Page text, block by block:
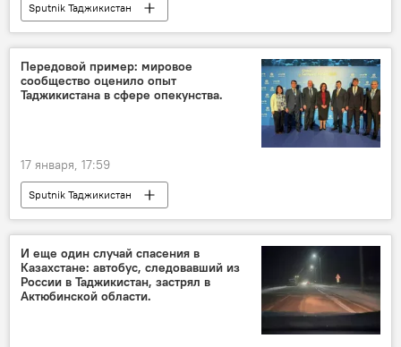
Sputnik Таджикистан
Передовой пример: мировое
сообщество оценило опыт
Таджикистана в сфере опекунства.
17 января, 17:59
Sputnik Таджикистан
И еще один случай спасения в
Казахстане: автобус, следовавший из
России в Таджикистан, застрял в
Актюбинской области.